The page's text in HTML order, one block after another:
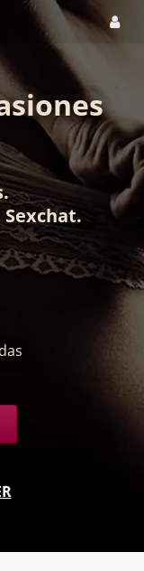
.
Sexchat.